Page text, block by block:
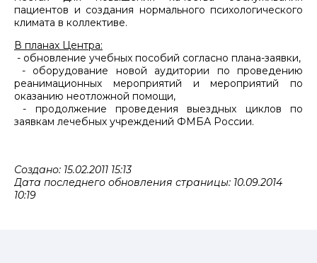
пациентов и создания нормального психологического
климата в коллективе.
В планах Центра:
- обновление учебных пособий согласно плана-заявки,
- оборудование новой аудитории по проведению
реанимационных мероприятий и мероприятий по
оказанию неотложной помощи,
- продолжение проведения выездных циклов по
заявкам лечебных учреждений ФМБА России.
Создано: 15.02.2011 15:13
Дата последнего обновления страницы: 10.09.2014
10:19